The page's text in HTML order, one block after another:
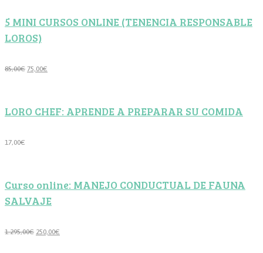
5 MINI CURSOS ONLINE (TENENCIA RESPONSABLE
LOROS)
85,00€ El
85,00€.
75,00€
75,00€.
LORO CHEF: APRENDE A PREPARAR SU COMIDA
17,00€
Curso online: MANEJO CONDUCTUAL DE FAUNA
SALVAJE
1.295,00€ El
250,00€